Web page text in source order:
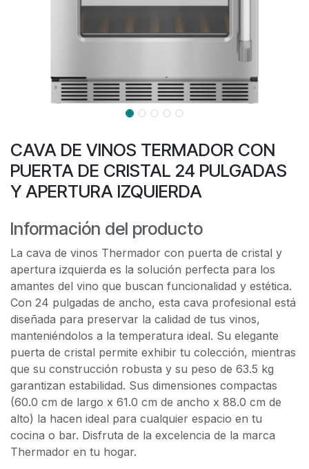
CAVA DE VINOS TERMADOR CON
PUERTA DE CRISTAL 24 PULGADAS
Y APERTURA IZQUIERDA
Información del producto
La cava de vinos Thermador con puerta de cristal y
apertura izquierda es la solución perfecta para los
amantes del vino que buscan funcionalidad y estética.
Con 24 pulgadas de ancho, esta cava profesional está
diseñada para preservar la calidad de tus vinos,
manteniéndolos a la temperatura ideal. Su elegante
puerta de cristal permite exhibir tu colección, mientras
que su construcción robusta y su peso de 63.5 kg
garantizan estabilidad. Sus dimensiones compactas
(60.0 cm de largo x 61.0 cm de ancho x 88.0 cm de
alto) la hacen ideal para cualquier espacio en tu
cocina o bar. Disfruta de la excelencia de la marca
Thermador en tu hogar.